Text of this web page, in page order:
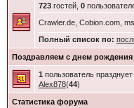
723гостей, 0
Crawler.de, Cobion.com,
Полный список по:
Поздравляем с днем
1 пользователь
Alex878(44)
Статистика форума